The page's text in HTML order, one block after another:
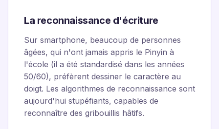
La reconnaissance d'écriture
Sur smartphone, beaucoup de personnes
âgées, qui n'ont jamais appris le Pinyin à
l'école (il a été standardisé dans les années
50/60), préfèrent dessiner le caractère au
doigt. Les algorithmes de reconnaissance sont
aujourd'hui stupéfiants, capables de
reconnaître des gribouillis hâtifs.